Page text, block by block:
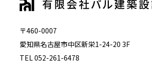
〒460-0007
愛知県名古屋市中区新栄1-24-20 3F
TEL 052-261-6478